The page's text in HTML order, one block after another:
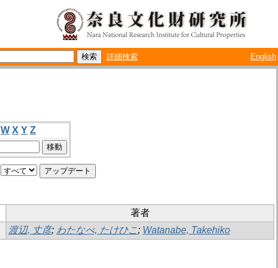
詳細検索 English
W X Y Z
著者
渡辺, 丈彦; わたなべ, たけひこ; Watanabe, Takehiko